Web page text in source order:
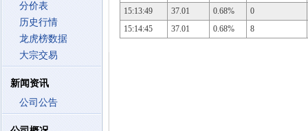
分价表
历史行情
龙虎榜数据
大宗交易
新闻资讯
公司公告
15:13:49
37.01 0.68%
0
15:14:45
37.01 0.68% 8